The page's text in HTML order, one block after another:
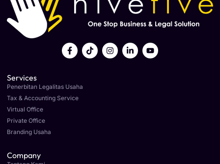
Services
Penerbitan Legalitas Usaha
Tax & Accounting Service
Virtual Office
Private Office
Branding Usaha
Company